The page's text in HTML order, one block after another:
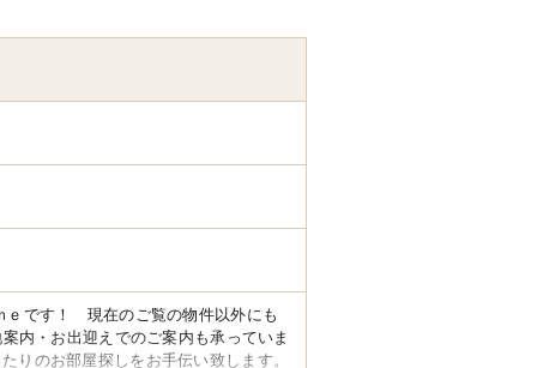
です！ 現在のご覧の物件以外にも
内・お出迎えでのご案内も承っていま
のお部屋探しをお手伝い致します。